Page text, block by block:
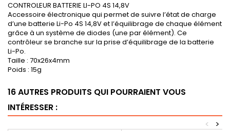
CONTROLEUR BATTERIE LI-PO 4S 14,8V
Accessoire électronique qui permet de suivre l’état de charge
d’une batterie Li-Po 4S 14,8V et l’équilibrage de chaque élément
grâce à un système de diodes (une par élément). Ce
contrôleur se branche sur la prise d’équilibrage de la batterie
Li-Po.
Taille : 70x26x4mm
Poids : 15g
16 AUTRES PRODUITS QUI POURRAIENT VOUS
INTÉRESSER :
>
<